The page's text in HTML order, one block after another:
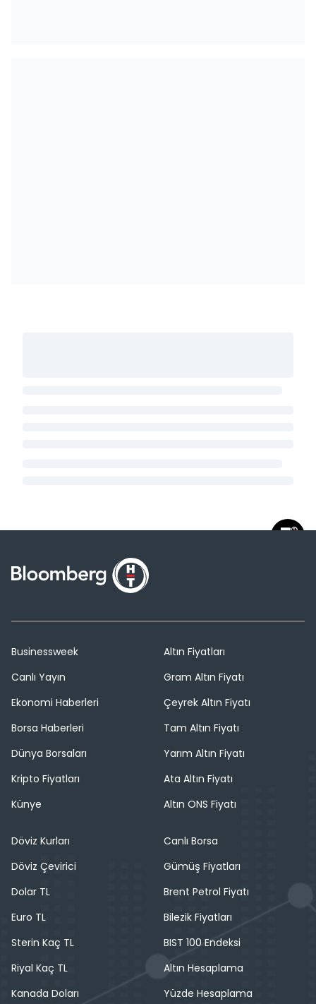
Businessweek
Canlı Yayın
Ekonomi Haberleri
Borsa Haberleri
Dünya Borsaları
Kripto Fiyatları
Künye
Altın Fiyatları
Gram Altın Fiyatı
Çeyrek Altın Fiyatı
Tam Altın Fiyatı
Yarım Altın Fiyatı
Ata Altın Fiyatı
Altın ONS Fiyatı
Döviz Kurları
Döviz Çevirici
Dolar TL
Euro TL
Sterin Kaç TL
Riyal Kaç TL
Kanada Doları
Canlı Borsa
Gümüş Fiyatları
Brent Petrol Fiyatı
Bilezik Fiyatları
BIST 100 Endeksi
Altın Hesaplama
Yüzde Hesaplama